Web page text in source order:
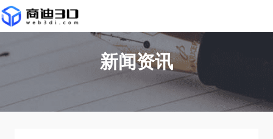
新闻资讯